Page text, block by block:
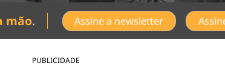
mão. Assine a newsletter
PUBLICIDADE